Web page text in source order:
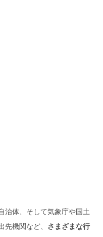
治体、そして気象庁や国土
機関など、
さまざまな行